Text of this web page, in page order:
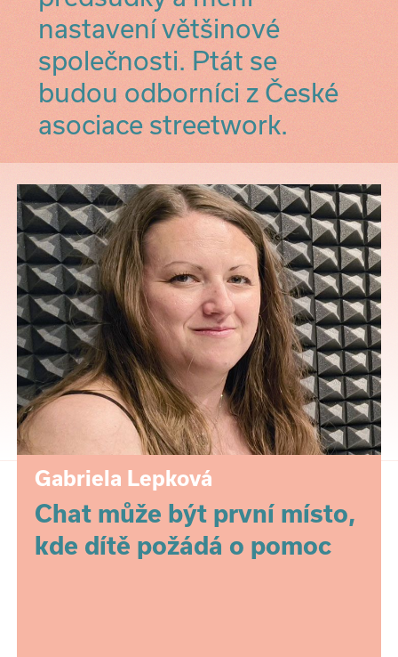
nastavení většinové
společnosti. Ptát se
budou odborníci z České
asociace streetwork.
Gabriela Lepková
Chat může být první místo,
kde dítě požádá o pomoc